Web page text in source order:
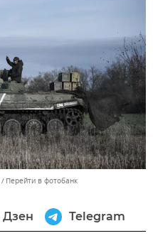
Перейти в фотобанк
Дзен Telegram